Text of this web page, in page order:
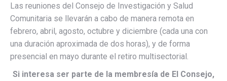
Las reuniones del Consejo de Investigación y Salud
Comunitaria se llevarán a cabo de manera remota en
febrero, abril, agosto, octubre y diciembre (cada una con
una duración aproximada de dos horas), y de forma
presencial en mayo durante el retiro multisectorial.
Si interesa ser parte de la membresía de El Consejo,